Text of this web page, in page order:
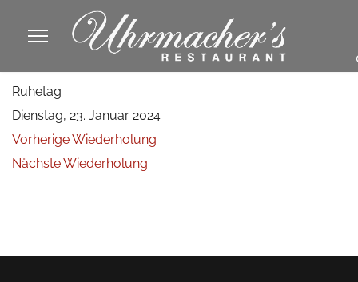
Ruhetag
Dienstag, 23. Januar 2024
Vorherige Wiederholung
Nächste Wiederholung